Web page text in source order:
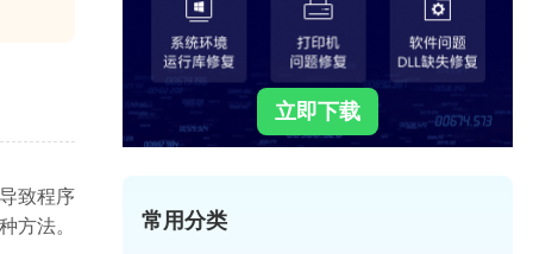
致程序
方法。
立即下载
常用分类